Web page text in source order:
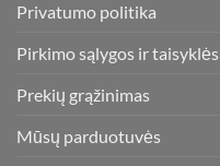
Privatumo politika
Pirkimo sąlygos ir taisyklės
Prekių grąžinimas
Mūsų parduotuvės